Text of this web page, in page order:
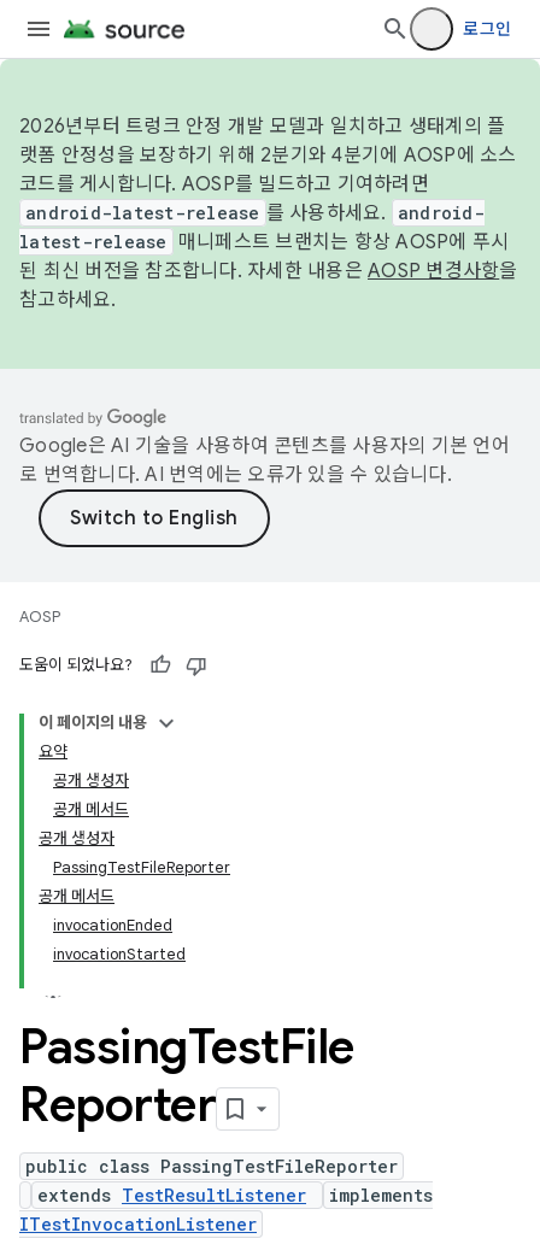
로그인
2026년부터 트렁크 안정 개발 모델과 일치하고 생태계의 플
랫폼 안정성을 보장하기 위해 2분기와 4분기에 AOSP에 소스
코드를 게시합니다. AOSP를 빌드하고 기여하려면
android-latest-release 를 사용하세요.
android-
latest-release
매니페스트 브랜치는 항상 AOSP에 푸시
된 최신 버전을 참조합니다. 자세한 내용은 AOSP 변경사항을
참고하세요.
Google은 AI 기술을 사용하여 콘텐츠를 사용자의 기본 언어
로 번역합니다. AI 번역에는 오류가 있을 수 있습니다.
AOSP
도움이 되었나요?
이 페이지의 내용
요약
공개 생성자
공개 메서드
공개 생성자
PassingTestFileReporter
공개 메서드
invocationEnded
invocationStarted
PassingTestFile
Reporter
public class PassingTestFileReporter
extends TestResultListener
implements
ITestInvocationListener